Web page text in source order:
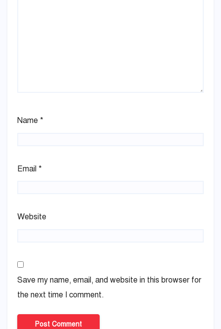
Name *
Email *
Website
Save my name, email, and website in this browser for
the next time I comment.